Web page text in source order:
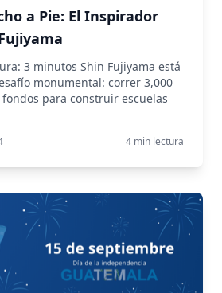
a Pie: El Inspirador
3 minutos Shin Fujiyama está
monumental: correr 3,000
para construir escuelas
4 min lectura